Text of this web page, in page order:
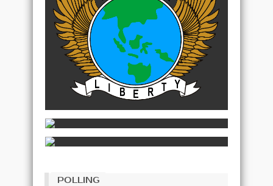
POLLING